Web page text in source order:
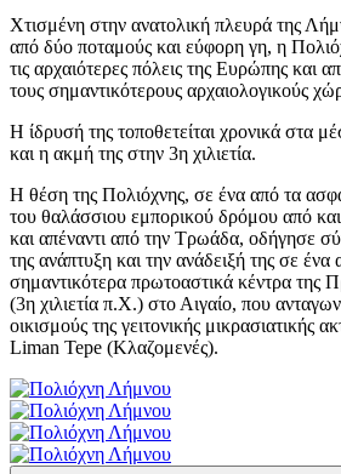
Χτισμένη στην ανατολική πλευρά της
από δύο ποταμούς και εύφορη γη, η
τις αρχαιότερες πόλεις της Ευρώπης και
τους σημαντικότερους αρχαιολογικούς
Η ίδρυσή της τοποθετείται χρονικά στα
και η ακμή της στην 3η χιλιετία.
Η θέση της Πολιόχνης, σε ένα από τα
του θαλάσσιου εμπορικού δρόμου από
και απέναντι από την Τρωάδα, οδήγησε
της ανάπτυξη και την ανάδειξή της σε
σημαντικότερα πρωτοαστικά κέντρα της
(3η χιλιετία π.Χ.) στο Αιγαίο, που
οικισμούς της γειτονικής μικρασιατικής
Liman Tepe (Κλαζομενές).